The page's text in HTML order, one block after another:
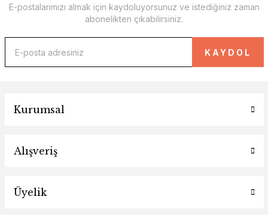
E-postalarımızı almak için kaydoluyorsunuz ve istediğiniz zaman
abonelikten çıkabilirsiniz.
KAYDOL
Kurumsal
Alışveriş
Üyelik